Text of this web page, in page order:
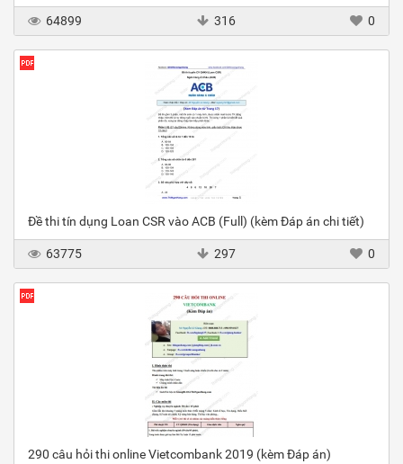
64899 316 0
Đề thi tín dụng Loan CSR vào ACB (Full) (kèm Đáp án chi tiết)
63775 297 0
290 câu hỏi thi online Vietcombank 2019 (kèm Đáp án)